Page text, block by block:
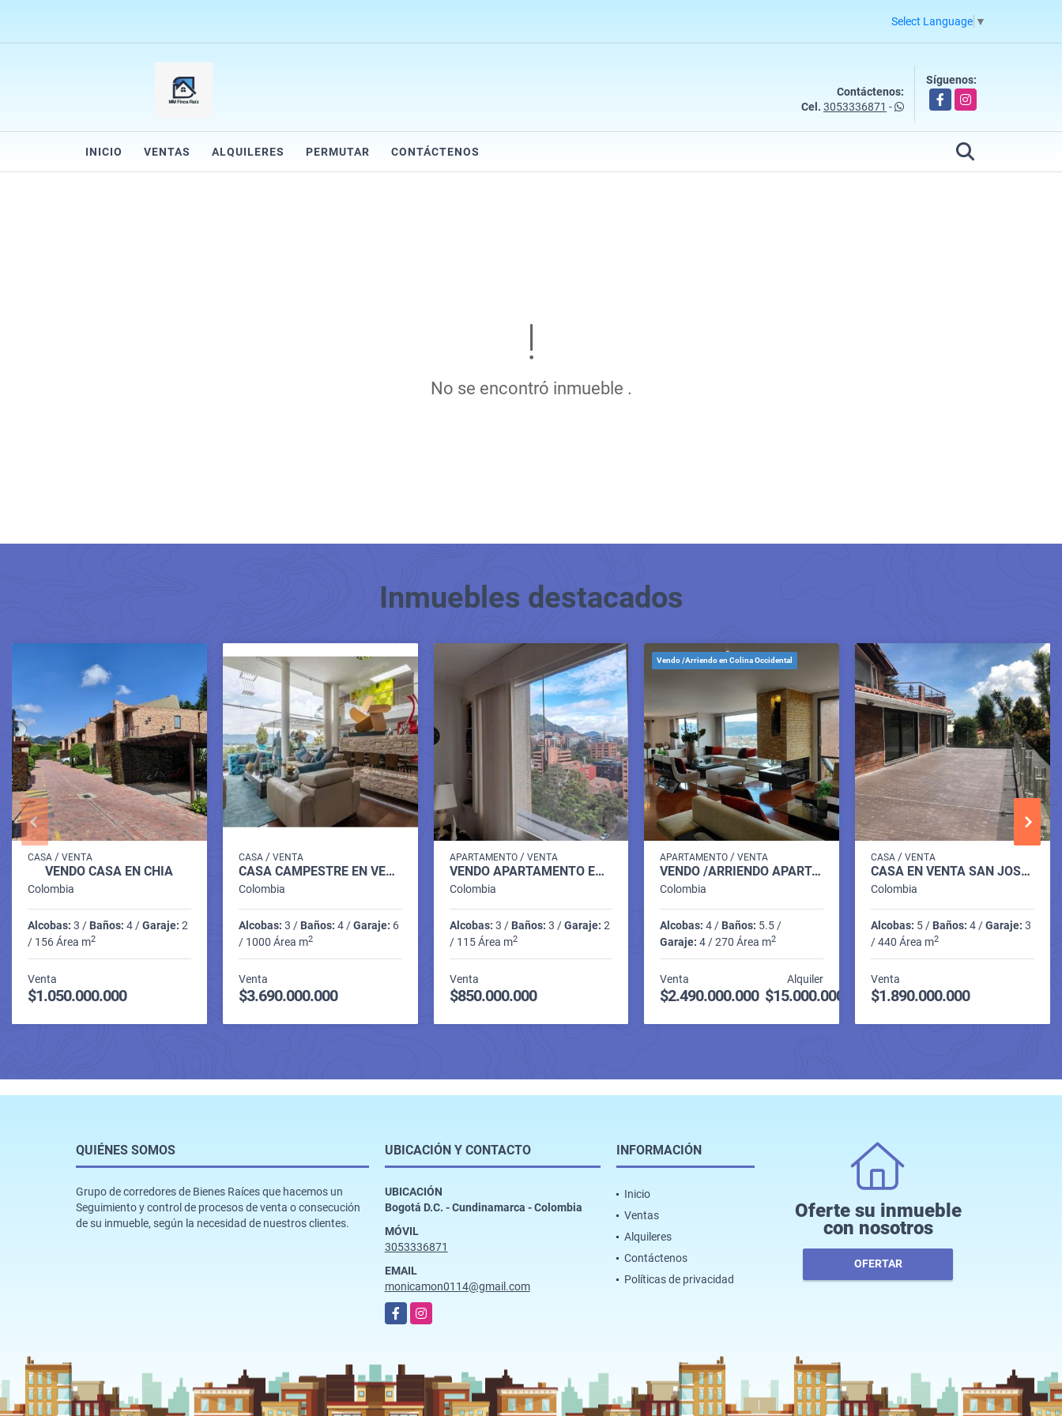
Select Language ▼
Contáctenos:
Cel. 3053336871 -
Síguenos:
FacebookInstagram
INICIO VENTAS ALQUILERES PERMUTAR CONTÁCTENOS
No se encontró inmueble .
Inmuebles destacados
CASA / VENTA
VENDO CASA EN CHIA
Colombia
Alcobas: 3 / Baños: 4 /Garaje: 2
/ 156 Área m2
Venta
$1.050.000.000
CASA/ VENTA
CASA CAMPESTRE EN VENTA - TENJO
Colombia
Alcobas: 3 / Baños: 4 /Garaje: 6
/ 1000 Área m2
Venta
$3.690.000.000
APARTAMENTO/ VENTA
VENDO APARTAMENTO EN EL NOGAL PARA REMODELAR
Colombia
Alcobas: 3 / Baños: 3 /Garaje: 2
/ 115 Área m2
Venta
$850.000.000
Vendo /Arriendo en Colina Occidental
APARTAMENTO /VENTA
VENDO /ARRIENDO APARTAMENTO EN COLINAS DE SUBA
Colombia
Alcobas: 4 / Baños: 5.5 /
Garaje: 4 / 270 Área m2
Venta
$2.490.000.000
Alquiler
$15.000.000
CASA /VENTA
CASA EN VENTA SAN JOSÉ DE BAVARIA REMODELADA
Colombia
Alcobas: 5 / Baños: 4 /Garaje: 3
/ 440 Área m2
Venta
$1.890.000.000
QUIÉNES SOMOS
Grupo de corredores de Bienes Raíces que hacemos un
Seguimiento y control de procesos de venta o consecución
de su inmueble, según la necesidad de nuestros clientes.
UBICACIÓN Y CONTACTO
UBICACIÓN
Bogotá D.C. - Cundinamarca - Colombia
MÓVIL
3053336871
EMAIL
monicamon0114@gmail.com
FacebookInstagram
INFORMACIÓN
Inicio
Ventas
Alquileres
Contáctenos
Políticas de privacidad
Oferte su inmueble
con nosotros
OFERTAR